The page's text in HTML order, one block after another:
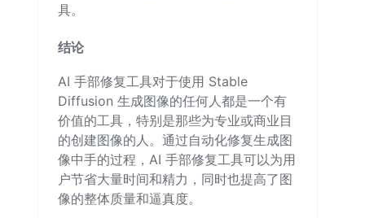
具。
结论
AI 手部修复工具对于使用 Stable
Diffusion 生成图像的任何人都是一个有
价值的工具，特别是那些为专业或商业目
的创建图像的人。通过自动化修复生成图
像中手的过程，AI 手部修复工具可以为用
户节省大量时间和精力，同时也提高了图
像的整体质量和逼真度。